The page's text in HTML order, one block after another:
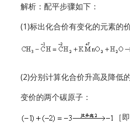
解析：配平步骤如下：
(1)标出化合价有变化的元素的
(2)分别计算化合价升高及降低
变价的两个碳原子：
［即